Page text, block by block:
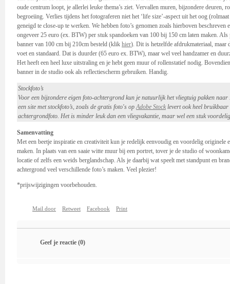
oude centrum loopt, je allerlei leuke thema’s ziet. Vervallen muren, bijzondere deuren,
begroeiing. Verlies tijdens het fotograferen niet het ‘life size’-aspect uit het oog
geneigd te close-up te werken. We hebben foto’s genomen zoals hierboven
ongeveer 25 euro (ex. BTW) per stuk spandoeken van 100 bij 150 cm laten maken.
banner van 100 cm bij 210cm besteld (klik hier). Dit is hetzelfde afdrukmateriaal, maar
voet en standaard. Dat is duurder (65 euro ex. BTW), maar wel veel handzamer en
Het heeft een heel luxe uitstraling en je hebt geen muur of rollenstatief nodig.
banner in de studio ook als reflectiescherm gebruiken. Handig.
Stockfoto’s
Voor een bijzondere eigen foto-achtergrond kun je natuurlijk het vliegtuig pakken
een site met stockfoto’s, zoals de gratis foto's opAdobe Stock levert ook heel
achtergrondfoto. Het is minder leuk dan een vliegvakantie, maar wel een stuk
Samenvatting
Met een beetje inspiratie en creativiteit kun je redelijk eenvoudig en voordelig originele
maken. In plaats van een saaie witte muur bij een portret, tover je de studio of
locatie of zelfs een weids berglandschap. Als je daarbij wat speelt met standpunt en
achtergrond veel verschillende foto’s maken. Veel plezier!
*prijswijzigingen voorbehouden.
Mail door Retweet Facebook Print
Geef je reactie (0)